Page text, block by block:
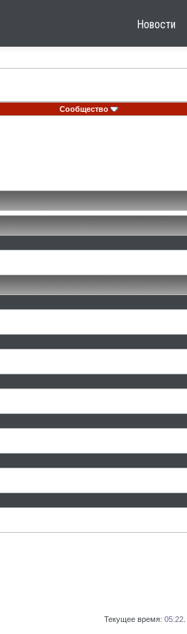
Новости
Сообщество
Текущее время: 05:22